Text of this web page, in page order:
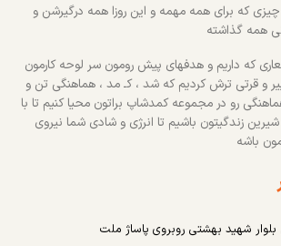
که برای همه مهمه و این روزا همه درگیرشن و
همه گذاشته
که داریم و هدفهای پیش رومون سر لوحه کارمون
و قرتی ترش کردیم که شد ، کـ مد ، هماهنگی تن و
رو در مجموعه کمدشاپ براتون محیا کنیم تا با
زندگیتون باشیم تا انرژی و شادی شما نیروی
باشه
شهید بهشتی روبروی پاساژ ملت